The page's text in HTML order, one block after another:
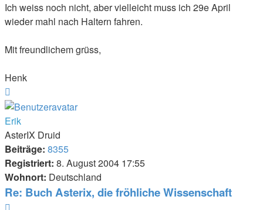
Ich weiss noch nicht, aber vielleicht muss ich 29e April
wieder mahl nach Haltern fahren.
Mit freundlichem grüss,
Henk
oben
Erik
AsterIX Druid
Beiträge: 8355
Registriert: 8. August 2004 17:55
Wohnort: Deutschland
Re: Buch Asterix, die fröhliche Wissenschaft